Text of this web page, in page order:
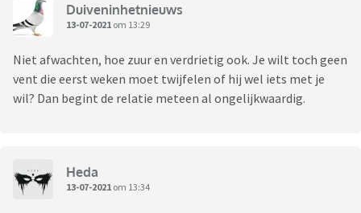
Duiveninhetnieuws
13-07-2021 om 13:29
Niet afwachten, hoe zuur en verdrietig ook. Je wilt toch geen
vent die eerst weken moet twijfelen of hij wel iets met je
wil? Dan begint de relatie meteen al ongelijkwaardig.
Heda
13-07-2021 om 13:34